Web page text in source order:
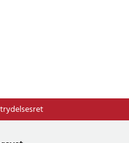
mobilepay og dankort